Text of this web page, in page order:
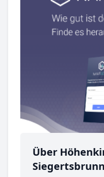
Über